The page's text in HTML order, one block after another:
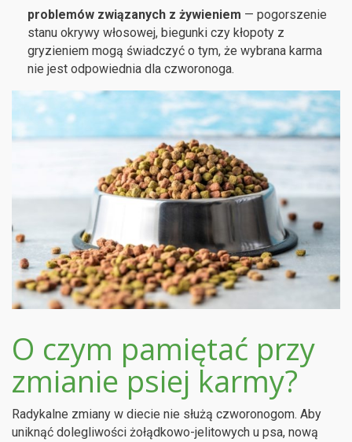
problemów związanych z żywieniem — pogorszenie
stanu okrywy włosowej, biegunki czy kłopoty z
gryzieniem mogą świadczyć o tym, że wybrana karma
nie jest odpowiednia dla czworonoga.
O czym pamiętać przy
zmianie psiej karmy?
Radykalne zmiany w diecie nie służą czworonogom. Aby
uniknąć dolegliwości żołądkowo-jelitowych u psa, nową